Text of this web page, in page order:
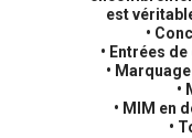
est
•
• Entrées
•
•
• MIM en
•